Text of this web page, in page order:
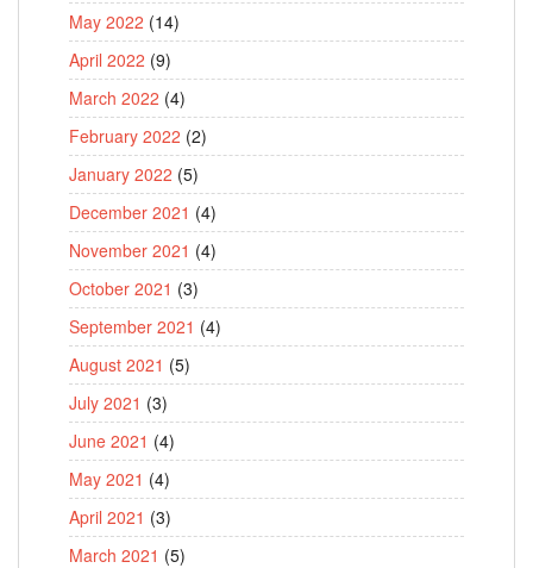
May 2022 (14)
April 2022 (9)
March 2022 (4)
February 2022 (2)
January 2022 (5)
December 2021 (4)
November 2021 (4)
October 2021 (3)
September 2021 (4)
August 2021 (5)
July 2021 (3)
June 2021 (4)
May 2021 (4)
April 2021 (3)
March 2021 (5)